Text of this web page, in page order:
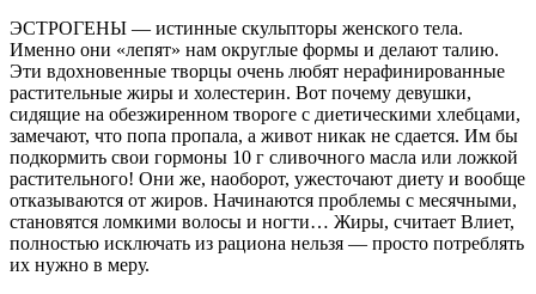
ЭСТРОГЕНЫ — истинные скуль­пторы женского те­ла.
Именно они «лепят» нам окру­глые формы и де­лают талию.
Эти вдохновенные творцы очень лю­бят нерафиниро­ванные
раститель­ные жиры и холе­стерин. Вот почему девушки,
сидящие на обезжиренном твороге с диетиче­скими хлебцами,
замечают, что попа пропала, а живот никак не сдается. Им бы
подкормить свои гормоны 10 г сливочного масла или ложкой
расти­тельного! Они же, наоборот, ужесто­чают диету и вооб­ще
отказываются от жиров. Начина­ются проблемы с месячными,
ста­новятся ломкими волосы и ногти… Жиры, считает Влиет,
полностью исключать из ра­циона нельзя — просто потреблять
их нужно в меру.